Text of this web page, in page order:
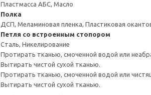
Пластмасса АБС, Масло
Полка
ДСП, Меламиновая пленка, Пластиковая
Петля со встроенным стопором
Сталь, Никелирование
Протирать тканью, смоченной водой или
Вытирать чистой сухой тканью.
Протирать тканью, смоченной водой или
Вытирать чистой сухой тканью.